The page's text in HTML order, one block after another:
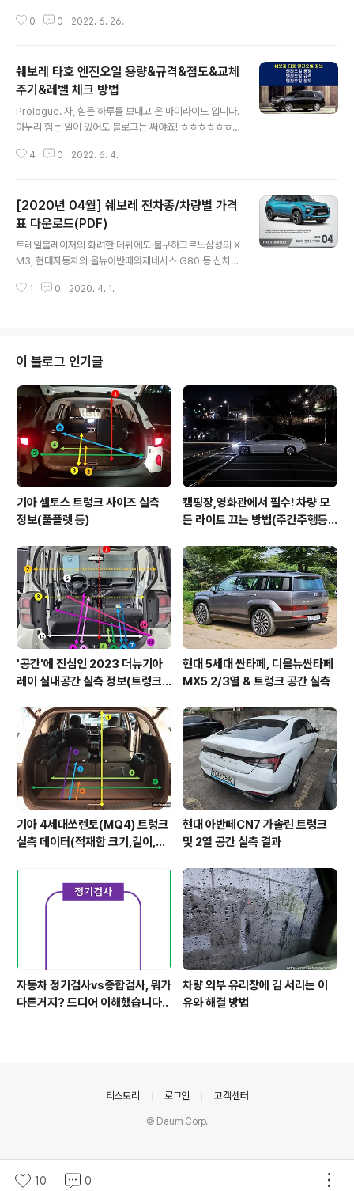
입니다. 스파크S라고 불리던 무단변속기가 들어간 차량도
에 따라 이번에는 1.5리터 가솔린 터보 엔진을 달고 출시를
취급설명서들 중 11번 차량제원(Technical data)에 보면
page.440 '브레이크액'에 기술된 내용에 오류가 있네요.
보통 이런 경우 제가 잘못 확인했을 가능성이 있으니 여러
번 재확인을 합니다만 오류가 맞는 것 같습니다(22.06.14
젤로 나와 있네요. 단순 표기 실수인지 아니면 브레이크오
0 0 2022. 6. 26.
쉐보레 타호 엔진오일 용량&규격&점도&교체
주기&레벨 체크 방법
Prologue. 자, 힘든 하루를 보내고 온 마이라이드 입니다.
아무리 힘든 일이 있어도 블로그는 써야죠! ㅎㅎㅎㅎㅎㅎ
ㅎㅎㅎㅎㅎㅎ인생. 오늘은 풀사이즈 suv, 현대 팰리세이드
같은데, 캐딜락 에스컬레이드와 동급 크기인 차량이니 얼
마나 큰지는 감이 오실 듯 합니다. 타호 엔진오일 레벨 체크
방법 엔진OFF 후 2시간 이상 지난 후 점검=장시간 주차된
상태에서 시동전 확인 타호 엔진오일 교체 주기 주행 정보
표시창(DIC)에 엔진오일 교체 시기 알림 확인 시점 후 주행
거리 1,000km 이내 교체 실수로 시스템 리셋한 경우, 마
4 0 2022. 6. 4.
[2020년 04월] 쉐보레 전차종/차량별 가격
표 다운로드(PDF)
트레일블레이저의 화려한 데뷔에도 불구하고르노삼성의 X
M3, 현대자동차의 올뉴아반떼와제네시스 G80 등 신차가
다. * 아래의 첨부파일을 눌러 PDF파일을 다운 받으세요.
쉐보레 전차종 가격표_트레일블레이저.pdf 2020년 04
월 쉐보레 트래버스 가격표 2020년 04월 쉐보레 콜로라
도 가격표 2020년 04월 쉐보레 더뉴말리부 가격표 202
0년 04월 쉐보레 더뉴스파크 가격표 2020년 04월 쉐보
레 더뉴카마로 & 볼트EV 가격표 2020년 04월 쉐보레 더
뉴트랙스 가격표 2..
1 0 2020. 4. 1.
이 블로그 인기글
기아 셀토스 트렁크 사이즈 실측
정보(풀플렛 등)
캠핑장,영화관에서 필수! 차량 모
든 라이트 끄는 방법(주간주행등D
'공간'에 진심인 2023 더뉴기아
레이 실내공간 실측 정보(트렁크,
현대 5세대 싼타페, 디올뉴싼타페
MX5 2/3열 & 트렁크 공간 실측
기아 4세대쏘렌토(MQ4) 트렁크
실측 데이터(적재함 크기,길이,높
현대 아반떼CN7 가솔린 트렁크
및 2열 공간 실측 결과
자동차 정기검사vs종합검사, 뭐가
다른거지? 드디어 이해했습니다..
차량 외부 유리창에 김 서리는 이
유와 해결 방법
10 0
티스토리 로그인 고객센터
© Daum Corp.